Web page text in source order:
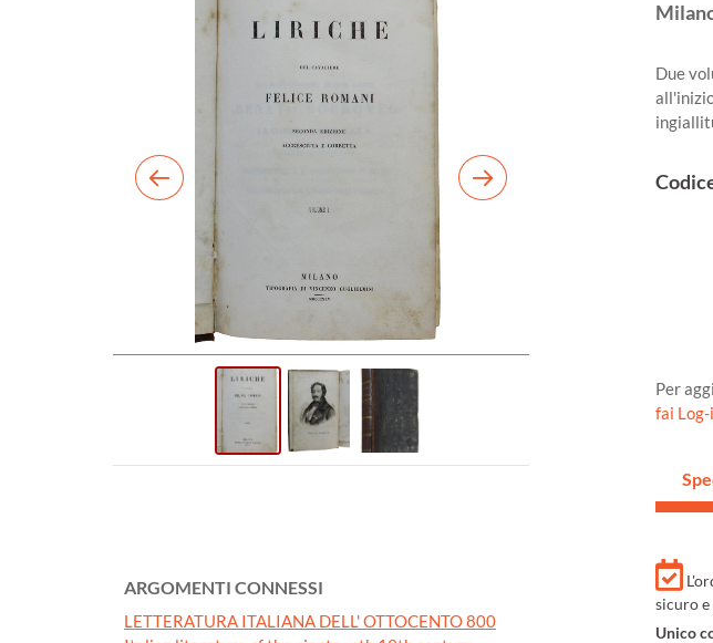
ARGOMENTI CONNESSI
LETTERATURA ITALIANA DELL' OTTOCENTO 800
Due
Per
fai
sicuro
Unico